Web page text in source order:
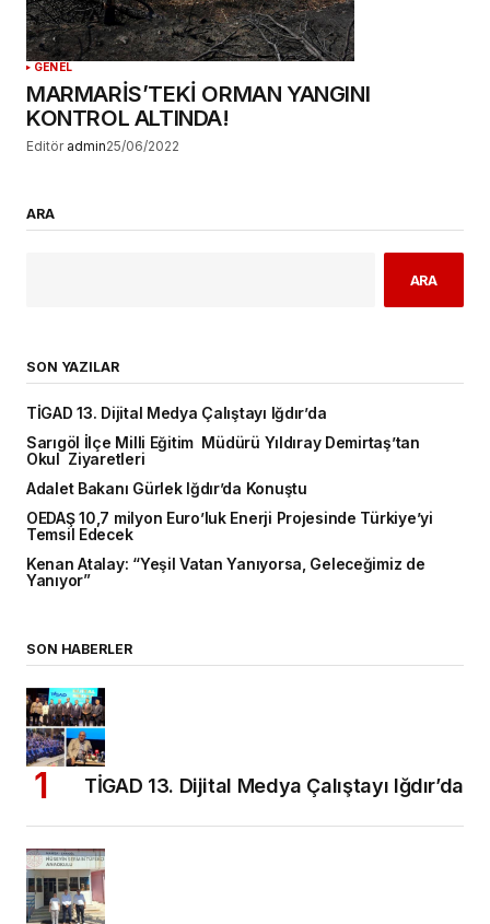
GENEL
MARMARİS’TEKİ ORMAN YANGINI
KONTROL ALTINDA!
Editör admin25/06/2022
ARA
ARA
SON YAZILAR
TİGAD 13. Dijital Medya Çalıştayı Iğdır’da
Sarıgöl İlçe Milli Eğitim Müdürü Yıldıray Demirtaş’tan
Okul Ziyaretleri
Adalet Bakanı Gürlek Iğdır’da Konuştu
OEDAŞ 10,7 milyon Euro’luk Enerji Projesinde Türkiye’yi
Temsil Edecek
Kenan Atalay: “Yeşil Vatan Yanıyorsa, Geleceğimiz de
Yanıyor”
SON HABERLER
TİGAD 13. Dijital Medya Çalıştayı Iğdır’da